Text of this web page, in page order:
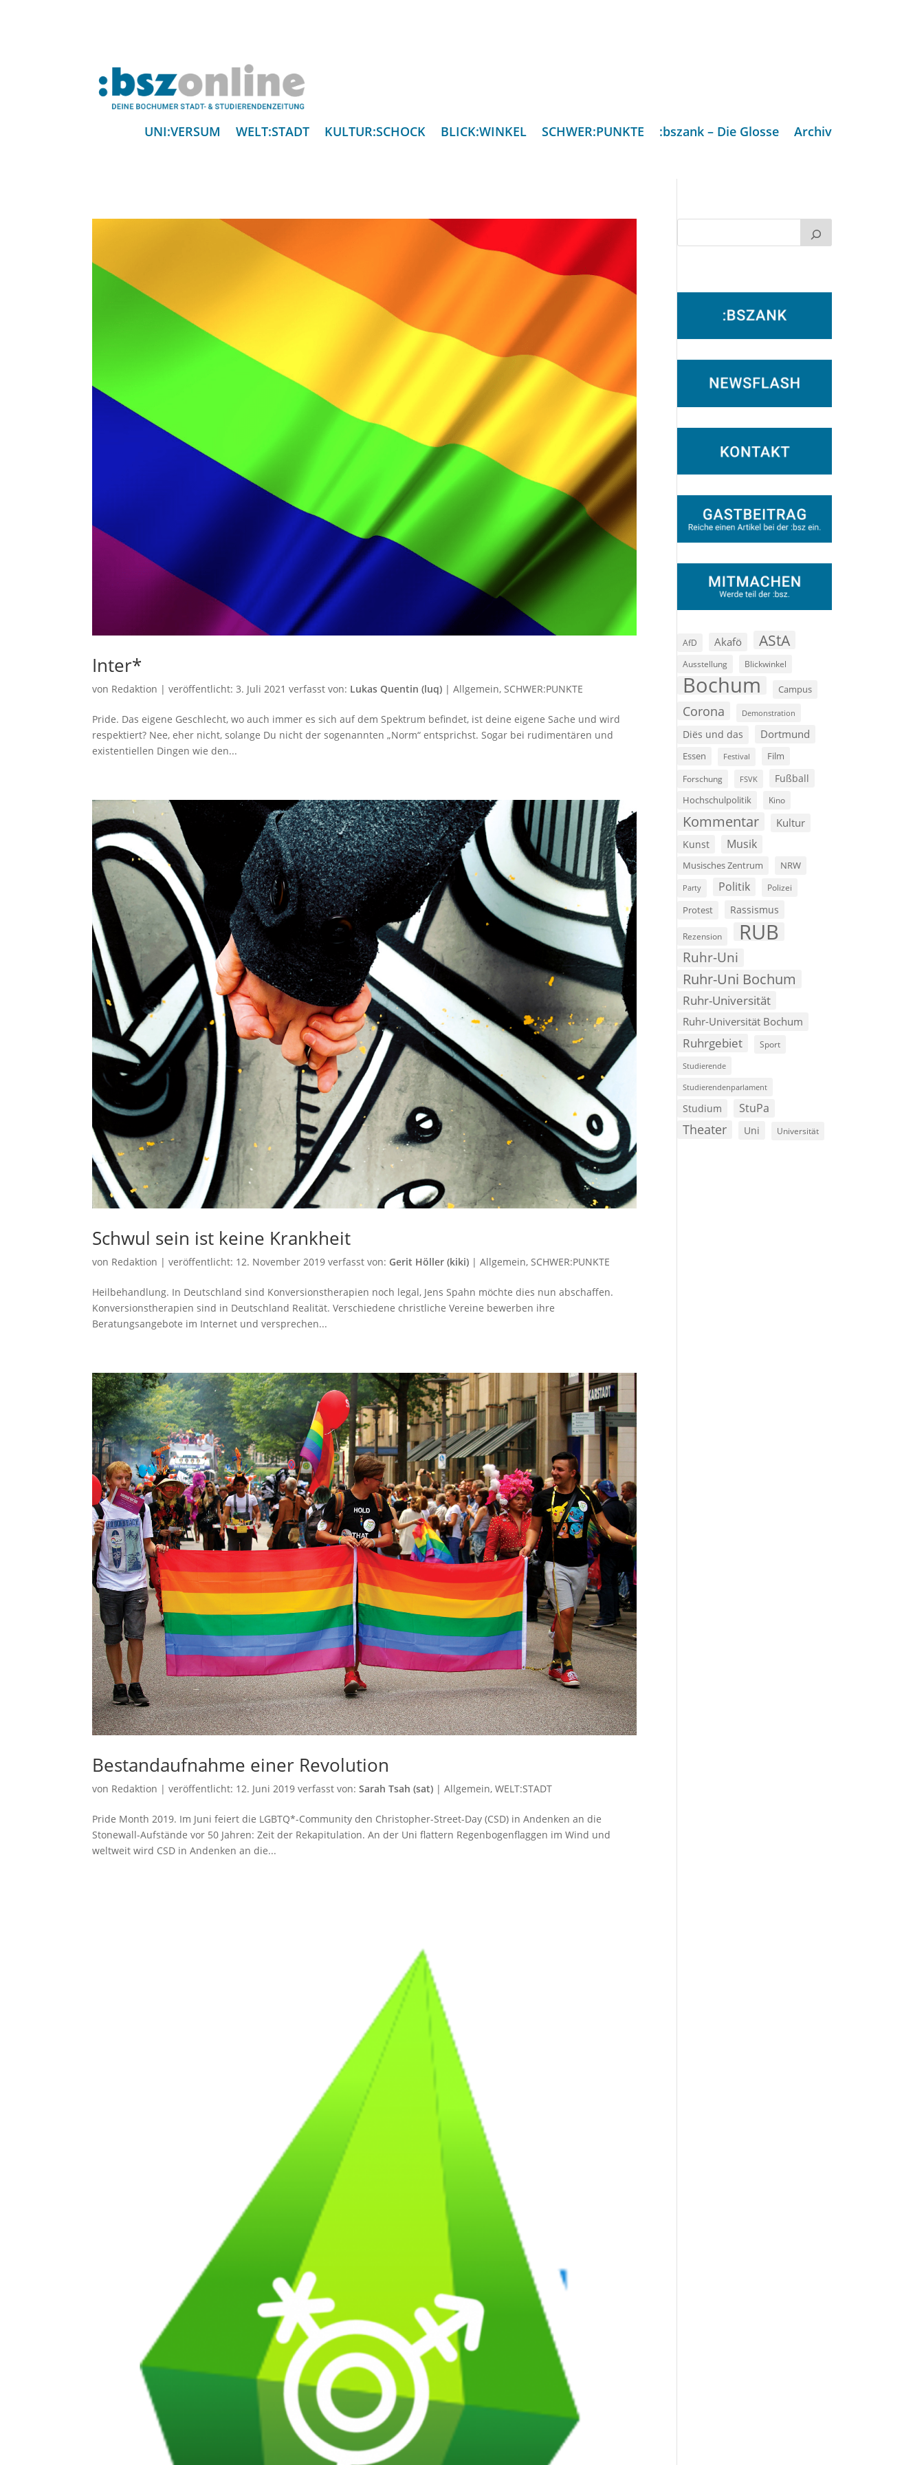
UNI:VERSUM WELT:STADT KULTUR:SCHOCK BLICK:WINKEL SCHWER:PUNKTE :bszank – Die Glosse Archiv
Inter*
von Redaktion |veröffentlicht:3. Juli 2021 verfasst von: Lukas Quentin (luq) |Allgemein,SCHWER:PUNKTE
Pride. Das eigene Geschlecht, wo auch immer es sich auf dem Spektrum befindet, ist deine eigene Sache und wird
respektiert? Nee, eher nicht, solange Du nicht der sogenannten „Norm“ entsprichst. Sogar bei rudimentären und
existentiellen Dingen wie den...
Schwul sein ist keine Krankheit
von Redaktion |veröffentlicht: 12. November 2019 verfasst von: Gerit Höller (kiki) |Allgemein, SCHWER:PUNKTE
Heilbehandlung. In Deutschland sind Konversionstherapien noch legal, Jens Spahn möchte dies nun abschaffen.
Konversionstherapien sind in Deutschland Realität. Verschiedene christliche Vereine bewerben ihre
Beratungsangebote im Internet und versprechen...
Bestandaufnahme einer Revolution
von Redaktion |veröffentlicht: 12. Juni 2019 verfasst von:Sarah Tsah (sat) |Allgemein,WELT:STADT
Pride Month 2019. Im Juni feiert die LGBTQ*-Community den Christopher-Street-Day (CSD) in Andenken an die
Stonewall-Aufstände vor 50 Jahren: Zeit der Rekapitulation. An der Uni flattern Regenbogenflaggen im Wind und
weltweit wird CSD in Andenken an die...
AfD Akafö AStA
Ausstellung Blickwinkel
Bochum Campus
Corona Demonstration
Diës und das Dortmund
Essen Festival Film
Forschung FSVK Fußball
Hochschulpolitik Kino
Kommentar Kultur
Kunst Musik
Musisches Zentrum NRW
Party Politik Polizei
Protest Rassismus
Rezension RUB
Ruhr-Uni
Ruhr-Uni Bochum
Ruhr-Universität
Ruhr-Universität Bochum
Ruhrgebiet Sport
Studierende
Studierendenparlament
Studium StuPa
Theater Uni Universität